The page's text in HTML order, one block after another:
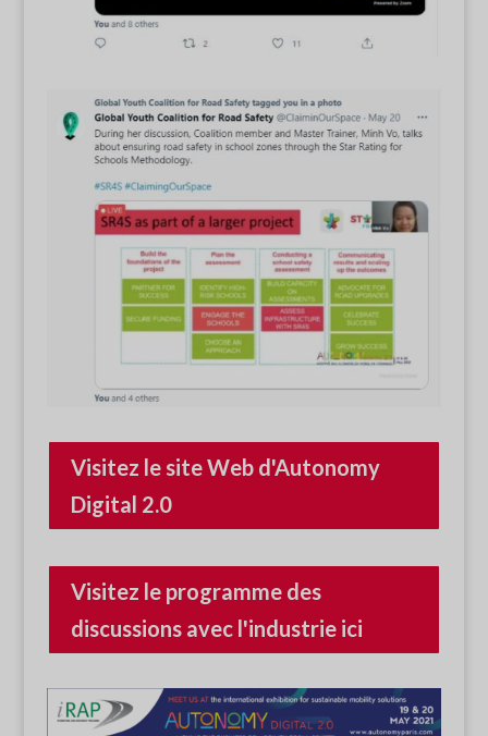
Visitez le site Web d'Autonomy
Digital 2.0
Visitez le programme des
discussions avec l'industrie ici